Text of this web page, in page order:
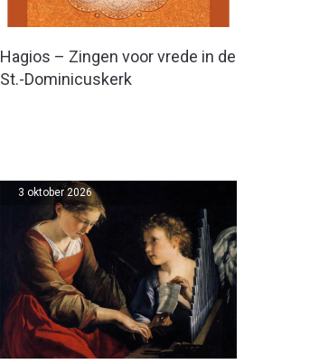
Hagios – Zingen voor vrede in de
St.-Dominicuskerk
3 oktober 2026